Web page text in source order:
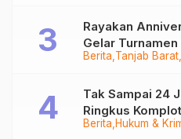
Berita Tanjab Barat
Rayakan
Gelar
Juta
Berita Hukum &
Tak Sampai 24
Ringkus
Tungkal